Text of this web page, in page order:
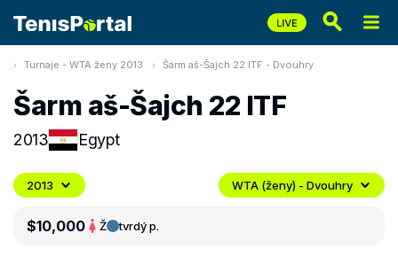
Turnaje - WTA ženy 2013 Šarm aš-Šajch 22 ITF - Dvouhry
Šarm aš-Šajch 22 ITF
2013 Egypt
2013 WTA (ženy) - Dvouhry
$10,000 Ž tvrdý p.